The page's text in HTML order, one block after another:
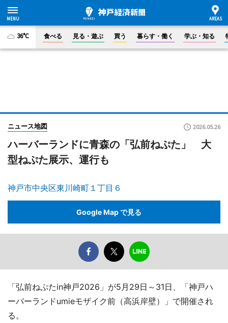
36°C 食べる 見る・遊ぶ 買う 暮らす・働く 学ぶ・知る
ニュース地図 2026.05.26
ハーバーランドに青森の「弘前ねぷた」 大
型ねぷた展示、運行も
神戸市中央区東川崎町１丁目６
Google Map で見る
「弘前ねぷたin神戸2026」が5月29日～31日、「神戸ハ
ーバーランドumieモザイク前（高浜岸壁）」で開催され
る。